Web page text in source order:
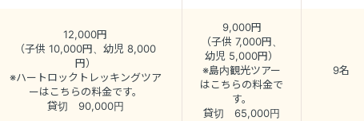
12,000円
（子供 10,000円、幼児 8,000
円）
※ハートロックトレッキングツア
ーはこちらの料金です。
貸切 90,000円
9,000円
（子供 7,000円、
幼児 5,000円）
※島内観光ツアー
はこちらの料金で
す。
貸切 65,000円
9名